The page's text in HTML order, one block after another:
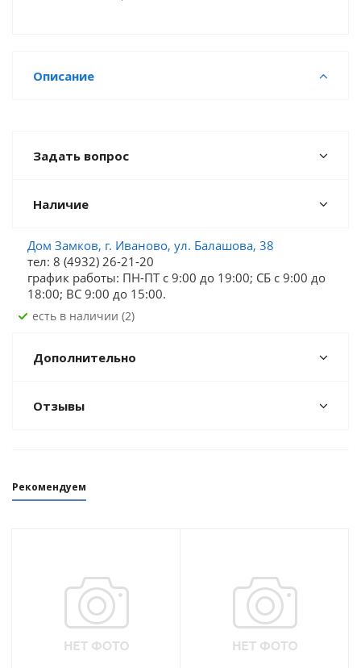
Описание
Задать вопрос
Наличие
Дом Замков, г. Иваново, ул. Балашова, 38
тел: 8 (4932) 26-21-20
график работы: ПН-ПТ с 9:00 до 19:00; СБ c 9:00 до
18:00; ВС 9:00 до 15:00.
Есть в наличии (2)
Дополнительно
Отзывы
Рекомендуем